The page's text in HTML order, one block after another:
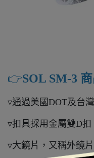
👉️SOL SM-3
▿通過美國DOT及台
▿扣具採用金屬雙D
▿大鏡片，又稱外鏡